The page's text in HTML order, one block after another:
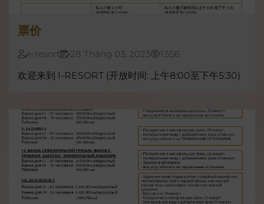
票价
i-resort 28 Tháng 03, 2023
1.556
欢迎来到 I-RESORT (开放时间: 上午8:00至下午5:30)